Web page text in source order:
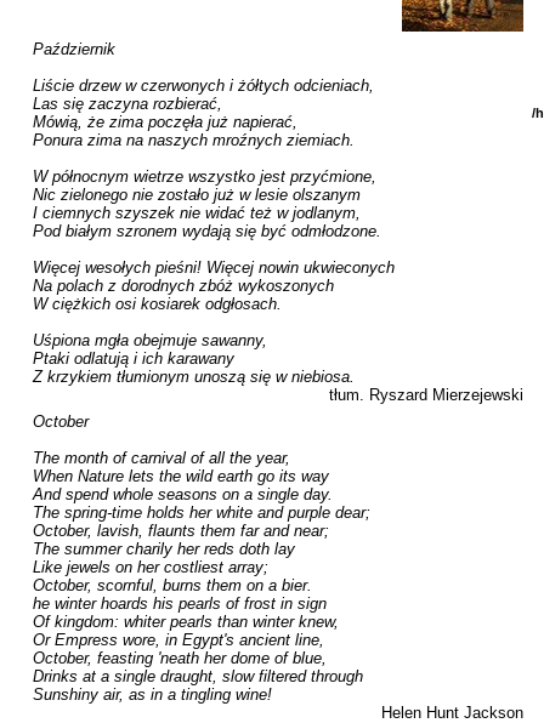
Październik
Liście drzew w czerwonych i żółtych odcieniach,
Las się zaczyna rozbierać,
Mówią, że zima poczęła już napierać,
Ponura zima na naszych mroźnych ziemiach.
W północnym wietrze wszystko jest przyćmione,
Nic zielonego nie zostało już w lesie olszanym
I ciemnych szyszek nie widać też w jodlanym,
Pod białym szronem wydają się być odmłodzone.
Więcej wesołych pieśni! Więcej nowin ukwieconych
Na polach z dorodnych zbóż wykoszonych
W ciężkich osi kosiarek odgłosach.
Uśpiona mgła obejmuje sawanny,
Ptaki odlatują i ich karawany
Z krzykiem tłumionym unoszą się w niebiosa.
tłum. Ryszard Mierzejewski
October
The month of carnival of all the year,
When Nature lets the wild earth go its way
And spend whole seasons on a single day.
The spring-time holds her white and purple dear;
October, lavish, flaunts them far and near;
The summer charily her reds doth lay
Like jewels on her costliest array;
October, scornful, burns them on a bier.
he winter hoards his pearls of frost in sign
Of kingdom: whiter pearls than winter knew,
Or Empress wore, in Egypt's ancient line,
October, feasting 'neath her dome of blue,
Drinks at a single draught, slow filtered through
Sunshiny air, as in a tingling wine!
Helen Hunt Jackson
/